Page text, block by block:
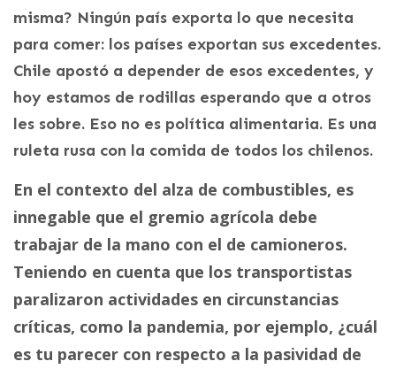
misma? Ningún país exporta lo que necesita
para comer: los países exportan sus excedentes.
Chile apostó a depender de esos excedentes, y
hoy estamos de rodillas esperando que a otros
les sobre. Eso no es política alimentaria. Es una
ruleta rusa con la comida de todos los chilenos.
En el contexto del alza de combustibles, es
innegable que el gremio agrícola debe
trabajar de la mano con el de camioneros.
Teniendo en cuenta que los transportistas
paralizaron actividades en circunstancias
críticas, como la pandemia, por ejemplo, ¿cuál
es tu parecer con respecto a la pasividad de